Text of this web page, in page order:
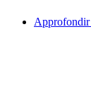
Approfondir